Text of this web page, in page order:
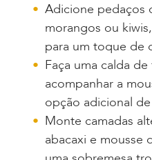
Adicione pedaços
morangos ou
para um toque de
Faça uma calda
acompanhar a
opção adicional de
Monte camadas
abacaxi e mousse